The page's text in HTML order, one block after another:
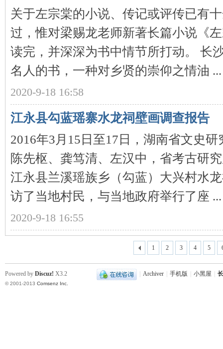
站
关于左宗棠的小说、传记或评传已有
过，惟对梁赐龙老师新著长篇小说《
读完，并深深为书中情节所打动。 长
名人的书，一种对乡贤的崇仰之情油 ...
2020-9-18 16:58
江永县勾蓝瑶寨水龙祠壁画调查报告
2016年3月15日至17日，湖南省文史
陈先枢、龚笃清、左汉中，省考古研
江永县兰溪瑶族乡（勾蓝）大兴村水
访了当地村民，与当地政府举行了座 ...
2020-9-18 16:55
1 2 3 4 5
Archiver 手机版 小黑屋
Powered by Discuz! X3.2
© 2001-2013 Comsenz Inc.